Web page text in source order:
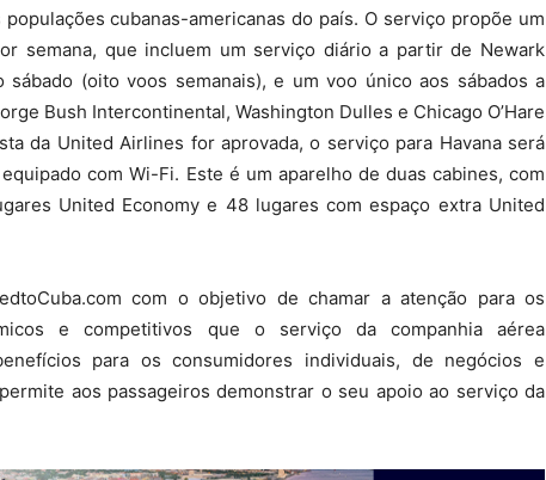
cubanas-americanas do país. O serviço propõe um
semana, que incluem um serviço diário a partir de Newark
(oito voos semanais), e um voo único aos sábados a
Bush Intercontinental, Washington Dulles e Chicago O’Hare
da United Airlines for aprovada, o serviço para Havana será
com Wi-Fi. Este é um aparelho de duas cabines, com
United Economy e 48 lugares com espaço extra United
com o objetivo de chamar a atenção para os
e competitivos que o serviço da companhia aérea
para os consumidores individuais, de negócios e
aos passageiros demonstrar o seu apoio ao serviço da